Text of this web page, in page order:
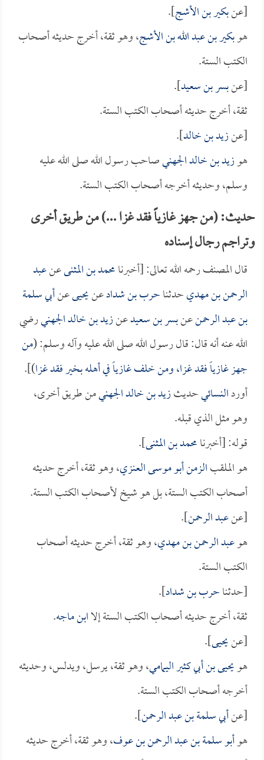
[عنبكير بن الأشج].
هوبكير بن عبد الله بن الأشج، وهو ثقة، أخرج حديثه أصحاب
الكتب الستة.
[عنبسر بن سعيد].
ثقة، أخرج حديثه أصحاب الكتب الستة.
[عنزيد بن خالد].
هوزيد بن خالد الجهنيصاحب رسول الله صلى الله عليه
وسلم، وحديثه أخرجه أصحاب الكتب الستة.
حديث: (من جهز غازياً فقد غزا ...) من طريق أخرى
وتراجم رجال إسناده
قال المصنف رحمه الله تعالى: [أخبرنامحمد بن المثنىعنعبد
الرحمن بن مهديحدثناحرب بن شدادعنيحيىعنأبي سلمة
بن عبد الرحمنعنبسر بن سعيدعنزيد بن خالد الجهنيرضي
الله عنه أنه قال: قال رسول الله صلى الله عليه وآله وسلم: (من
جهز غازياً فقد غزا، ومن خلف غازياً في أهله بخير فقد غزا)].
أوردالنسائيحديثزيد بن خالد الجهنيمن طريق أخرى،
وهو مثل الذي قبله.
قوله: [أخبرنامحمد بن المثنى].
هو الملقبالزمن أبو موسى العنزي، وهو ثقة، أخرج حديثه
أصحاب الكتب الستة، بل هو شيخ لأصحاب الكتب الستة.
[عنعبد الرحمن].
هوعبد الرحمن بن مهدي، وهو ثقة، أخرج حديثه أصحاب
الكتب الستة.
[حدثناحرب بن شداد].
ثقة، أخرج حديثه أصحاب الكتب الستة إلاابن ماجه.
[عنيحيى].
هويحيى بن أبي كثير اليمامي، وهو ثقة، يرسل، ويدلس، وحديثه
أخرجه أصحاب الكتب الستة.
[عنأبي سلمة بن عبد الرحمن].
هوأبو سلمة بن عبد الرحمن بن عوف، وهو ثقة، أخرج حديثه